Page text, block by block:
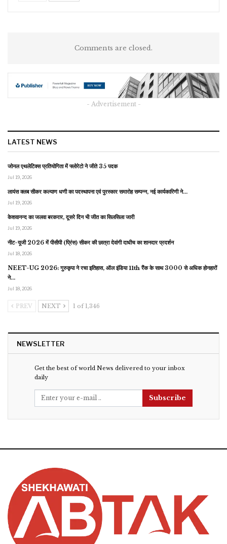
Comments are closed.
- Advertisement -
LATEST NEWS
जोनल एथलेटिक्स प्रतियोगिता में फ्लोरेटो ने जीते 35 पदक
Jul 19, 2026
लायंस क्लब सीकर कल्याण धणी का पदस्थापना एवं पुरस्कार समारोह सम्पन्न, नई कार्यकारिणी ने…
Jul 19, 2026
केशवानन्द का जलवा बरकरार, दूसरे दिन भी जीत का सिलसिला जारी
Jul 19, 2026
नीट-यूजी 2026 में पीसीपी (प्रिंस) सीकर की छात्रा देवांगी दाधीच का शानदार प्रदर्शन
Jul 18, 2026
NEET-UG 2026: गुरुकृपा ने रचा इतिहास, ऑल इंडिया 11th रैंक के साथ 3000 से अधिक होनहारों
ने…
Jul 18, 2026
PREV NEXT 1 of 1,346
NEWSLETTER
Get the best of world News delivered to your inbox
daily
Subscribe